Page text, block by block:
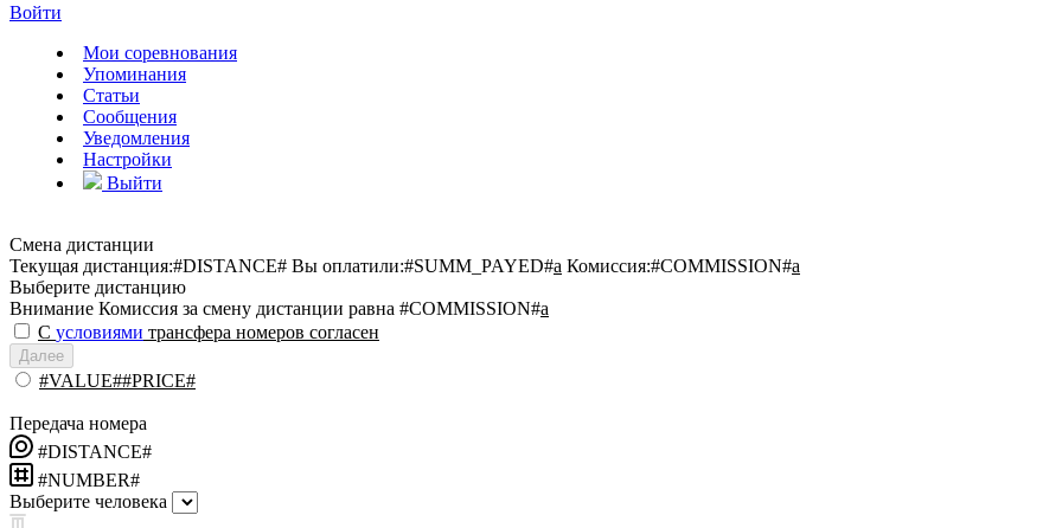
Войти
Мои соревнования
Упоминания
Статьи
Сообщения
Уведомления
Настройки
Выйти
Смена дистанции
Текущая дистанция:#DISTANCE# Вы оплатили:#SUMM_PAYED#a Комиссия:#COMMISSION#a
Выберите дистанцию
Внимание Комиссия за смену дистанции равна #COMMISSION#a
С условиями трансфера номеров согласен
Далее
#VALUE##PRICE#
Передача номера
#DISTANCE#
#NUMBER#
Выберите человека